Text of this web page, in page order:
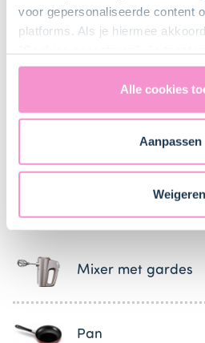
voor gepersonaliseerde content
platforms. Als je hiermee
uitdrukkelijk een eventuele
Verenigde Staten in de zin van
ons
naar technology providers en
Staten. Je kunt op elk moment
Alle cookies
Aanpassen
Weigeren
Zout
Suiker (fijne)
Keukenspullen
Mixer met gardes
Pan